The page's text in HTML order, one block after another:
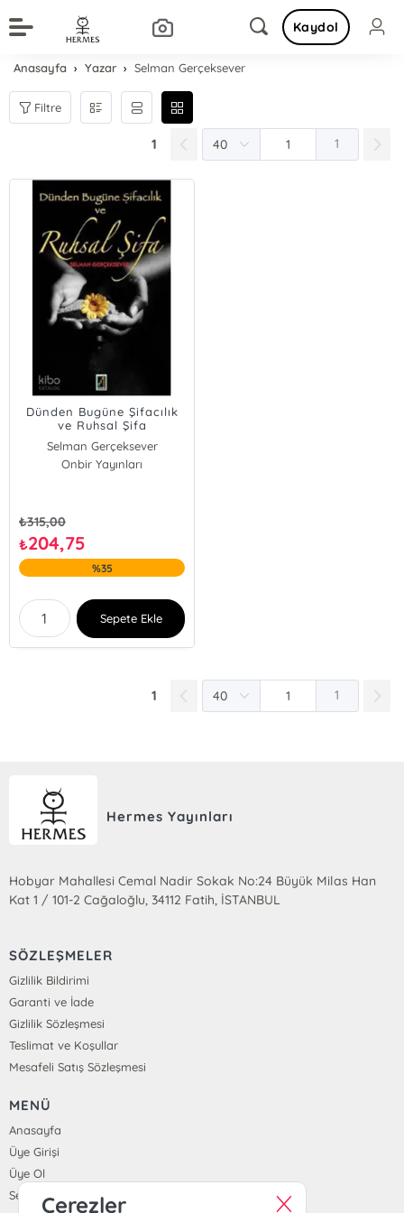
Kaydol
Anasayfa Yazar Selman Gerçeksever
Filtre
1 1
Dünden Bugüne Şifacılık
ve Ruhsal Şifa
Selman Gerçeksever
Onbir Yayınları
₺315,00
₺204,75
%35
Sepete Ekle
1 1
Hermes Yayınları
Hobyar Mahallesi Cemal Nadir Sokak No:24 Büyük Milas Han
Kat 1 / 101-2 Cağaloğlu, 34112 Fatih, İSTANBUL
SÖZLEŞMELER
Gizlilik Bildirimi
Garanti ve İade
Gizlilik Sözleşmesi
Teslimat ve Koşullar
Mesafeli Satış Sözleşmesi
MENÜ
Anasayfa
Üye Girişi
Üye Ol
SepetimÇerezler